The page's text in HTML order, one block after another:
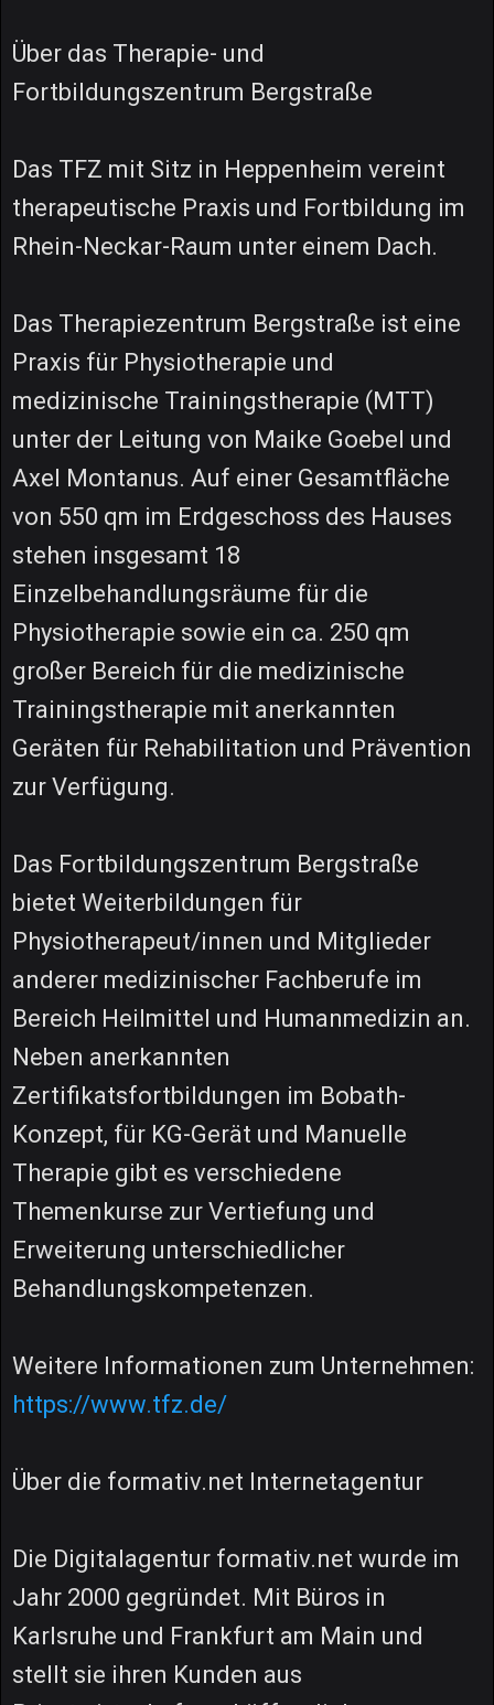
Über das Therapie- und
Fortbildungszentrum Bergstraße
Das TFZ mit Sitz in Heppenheim vereint
therapeutische Praxis und Fortbildung im
Rhein-Neckar-Raum unter einem Dach.
Das Therapiezentrum Bergstraße ist eine
Praxis für Physiotherapie und
medizinische Trainingstherapie (MTT)
unter der Leitung von Maike Goebel und
Axel Montanus. Auf einer Gesamtfläche
von 550 qm im Erdgeschoss des Hauses
stehen insgesamt 18
Einzelbehandlungsräume für die
Physiotherapie sowie ein ca. 250 qm
großer Bereich für die medizinische
Trainingstherapie mit anerkannten
Geräten für Rehabilitation und Prävention
zur Verfügung.
Das Fortbildungszentrum Bergstraße
bietet Weiterbildungen für
Physiotherapeut/innen und Mitglieder
anderer medizinischer Fachberufe im
Bereich Heilmittel und Humanmedizin an.
Neben anerkannten
Zertifikatsfortbildungen im Bobath-
Konzept, für KG-Gerät und Manuelle
Therapie gibt es verschiedene
Themenkurse zur Vertiefung und
Erweiterung unterschiedlicher
Behandlungskompetenzen.
Weitere Informationen zum Unternehmen:
https://www.tfz.de/
Über die formativ.net Internetagentur
Die Digitalagentur formativ.net wurde im
Jahr 2000 gegründet. Mit Büros in
Karlsruhe und Frankfurt am Main und
stellt sie ihren Kunden aus